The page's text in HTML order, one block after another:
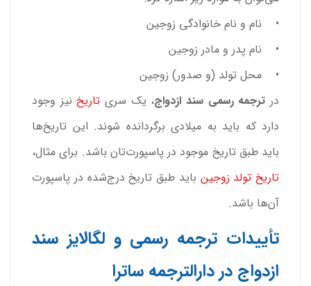
• نام و نام خانوادگی زوجین
• نام پدر و مادر زوجین
• محل تولد (و صدور) زوجین
در ترجمه رسمی سند ازدواج، یک سری تاریخ نیز وجود
دارد که باید به میلادی برگردانده شوند. این تاریخ‌ها
باید طبق تاریخ موجود در پاسپورت‌تان باشد. برای مثال،
تاریخ تولد زوجین باید طبق تاریخ درج‌شده در پاسپورت
آن‌ها باشد.
تأییدات ترجمه رسمی و لگالایز سند
ازدواج در دارالترجمه ساترا